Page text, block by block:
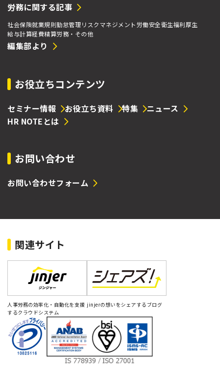
労務に関する記事
社会保険就業規則勤怠管理 リスクマネジメント 労働安全衛生福利厚生
給与計算経費精算労務・その他
編集部より
お役立ちコンテンツ
セミナー情報 お役立ち資料 特集
ニュース
HR NOTEとは
お問い合わせ
お問い合わせフォーム
関連サイト
人事労務の効率化・自動化を支援
するクラウドシステム
jinjerの想いをシェアするブログ